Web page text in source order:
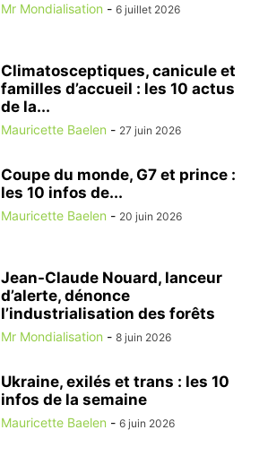
Mr Mondialisation - 6 juillet 2026
Climatosceptiques, canicule et
familles d’accueil : les 10 actus
de la...
Mauricette Baelen - 27 juin 2026
Coupe du monde, G7 et prince :
les 10 infos de...
Mauricette Baelen - 20 juin 2026
Jean-Claude Nouard, lanceur
d’alerte, dénonce
l’industrialisation des forêts
Mr Mondialisation - 8 juin 2026
Ukraine, exilés et trans : les 10
infos de la semaine
Mauricette Baelen - 6 juin 2026